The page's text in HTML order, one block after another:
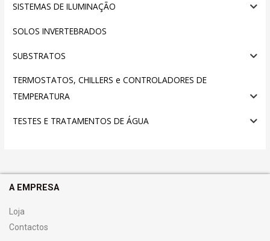
SISTEMAS DE ILUMINAÇÃO
SOLOS INVERTEBRADOS
SUBSTRATOS
TERMOSTATOS, CHILLERS e CONTROLADORES DE
TEMPERATURA
TESTES E TRATAMENTOS DE ÁGUA
A EMPRESA
Loja
Contactos